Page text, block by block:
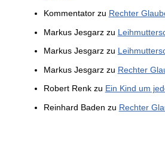
Kommentatorzu Rechter
Markus Jesgarzzu
Markus Jesgarzzu
Markus Jesgarzzu Rechter
Robert Renkzu Ein Kind um
Reinhard Baden zu Rechter